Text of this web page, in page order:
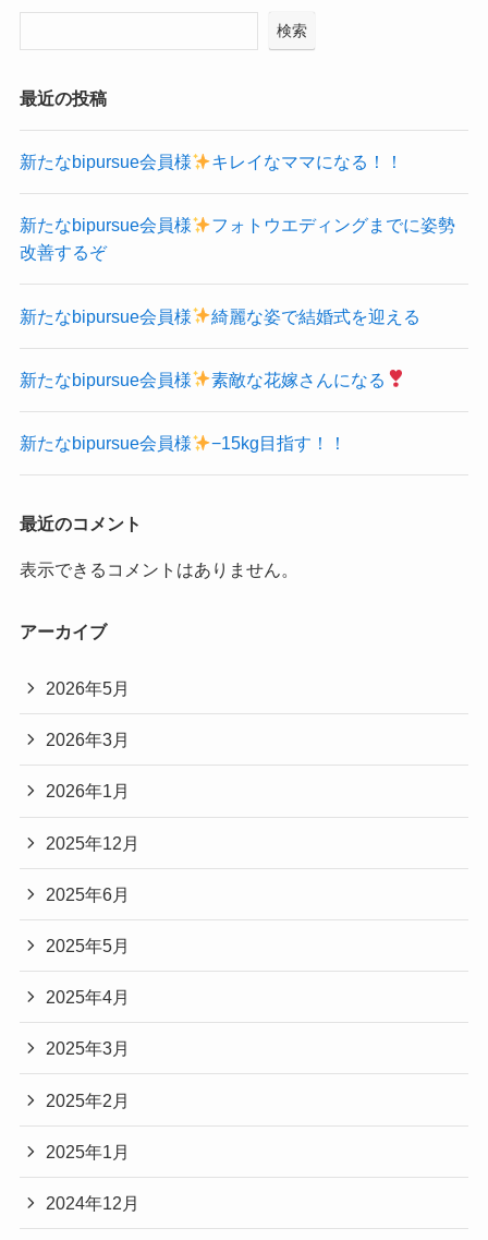
検索
最近の投稿
新たなbipursue会員様 キレイなママになる！！
新たなbipursue会員様
フォトウエディングまでに姿勢
改善するぞ
新たなbipursue会員様 綺麗な姿で結婚式を迎える
新たなbipursue会員様 素敵な花嫁さんになる
新たなbipursue会員様 −15kg目指す！！
最近のコメント
表示できるコメントはありません。
アーカイブ
2026年5月
2026年3月
2026年1月
2025年12月
2025年6月
2025年5月
2025年4月
2025年3月
2025年2月
2025年1月
2024年12月